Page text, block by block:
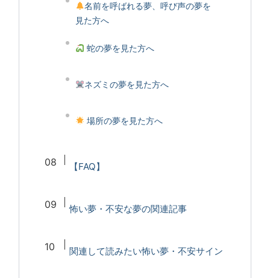
名前を呼ばれる夢、呼び声の夢を
見た方へ
蛇の夢を見た方へ
ネズミの夢を見た方へ
場所の夢を見た方へ
【FAQ】
怖い夢・不安な夢の関連記事
関連して読みたい怖い夢・不安サイン